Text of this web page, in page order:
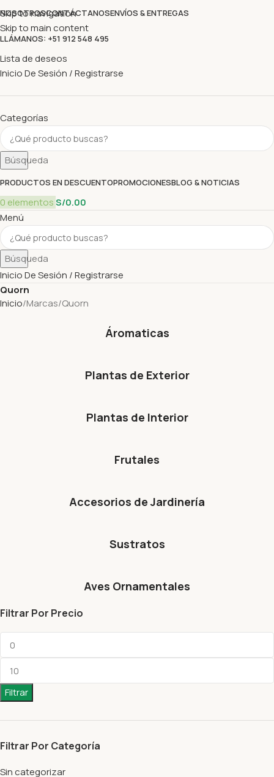
Skip to navigation
Skip to main content
NOSOTROSCONTÁCTANOSENVÍOS & ENTREGAS
LLÁMANOS: +51 912 548 495
Lista de deseos
Inicio De Sesión / Registrarse
Categorías
Búsqueda
PRODUCTOS EN DESCUENTOPROMOCIONESBLOG & NOTICIAS
0 elementosS/0.00
Menú
Búsqueda
Inicio De Sesión / Registrarse
Quorn
Inicio Marcas Quorn
Áromaticas
Plantas de Exterior
Plantas de Interior
Frutales
Accesorios de Jardinería
Sustratos
Aves Ornamentales
Filtrar Por Precio
Filtrar
Filtrar Por Categoría
Sin categorizar